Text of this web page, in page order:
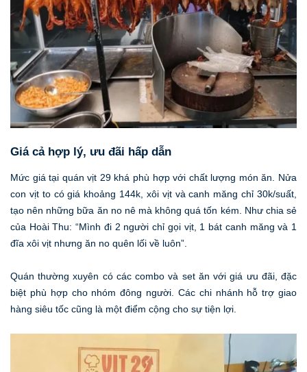
Giá cả hợp lý, ưu đãi hấp dẫn
Mức giá tại quán vịt 29 khá phù hợp với chất lượng món ăn. Nửa
con vịt to có giá khoảng 144k, xôi vịt và canh măng chỉ 30k/suất,
tạo nên những bữa ăn no nê mà không quá tốn kém. Như chia sẻ
của Hoài Thu: “Mình đi 2 người chỉ gọi vịt, 1 bát canh măng và 1
đĩa xôi vịt nhưng ăn no quên lối về luôn”.
Quán thường xuyên có các combo và set ăn với giá ưu đãi, đặc
biệt phù hợp cho nhóm đông người. Các chi nhánh hỗ trợ giao
hàng siêu tốc cũng là một điểm cộng cho sự tiện lợi.